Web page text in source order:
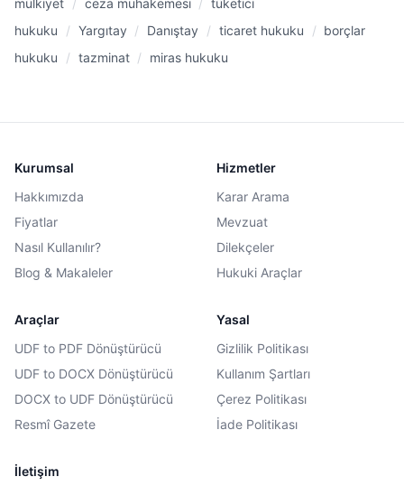
mülkiyet / ceza muhakemesi / tüketici
hukuku
/ Yargıtay / Danıştay / ticaret hukuku / borçlar
hukuku
/ tazminat / miras hukuku
Kurumsal
Hakkımızda
Fiyatlar
Nasıl Kullanılır?
Blog & Makaleler
Hizmetler
Karar Arama
Mevzuat
Dilekçeler
Hukuki Araçlar
Araçlar
UDF to PDF Dönüştürücü
UDF to DOCX Dönüştürücü
DOCX to UDF Dönüştürücü
Resmî Gazete
Yasal
Gizlilik Politikası
Kullanım Şartları
Çerez Politikası
İade Politikası
İletişim